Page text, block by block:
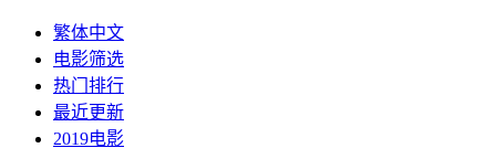
繁体中文
电影筛选
热门排行
最近更新
2019电影